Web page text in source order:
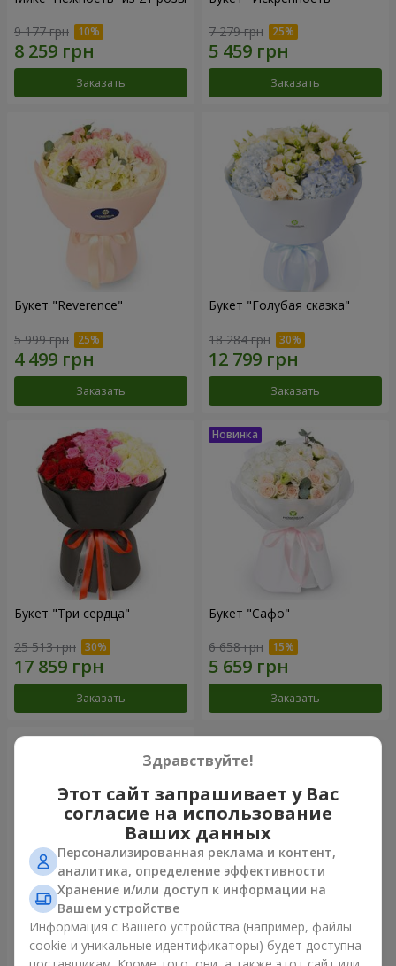
9 177 грн
Заказать
7 279 грн
Заказать
Букет "Reverence"
5 999 грн
Заказать
Букет "Голубая сказка"
18 284 грн
Заказать
Букет "Три сердца"
25 513 грн
Заказать
Букет "Сафо"
6 658 грн
Заказать
Букет "Tarnis"
19 229 грн
Здравствуйте!
Этот сайт запрашивает у Вас
согласие на использование
Ваших данных
Персонализированная реклама и контент,
аналитика, определение эффективности
Хранение и/или доступ к информации на
Вашем устройстве
Информация с Вашего устройства (например, файлы
cookie и уникальные идентификаторы) будет доступна